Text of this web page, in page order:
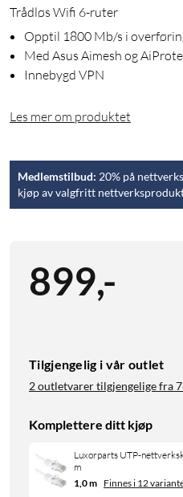
Trådløs Wifi 6-ruter
Opptil 1800 Mb/s i
Med Asus Aimesh og
Innebygd VPN
Les mer om produktet
Medlemstilbud: 20% på
kjøp av valgfritt
899,-
Tilgjengelig i vår outlet
2 outletvarer tilgjengelige fra
Komplettere ditt kjøp
Luxorparts UTP-
m
1,0 m Finnes i 12